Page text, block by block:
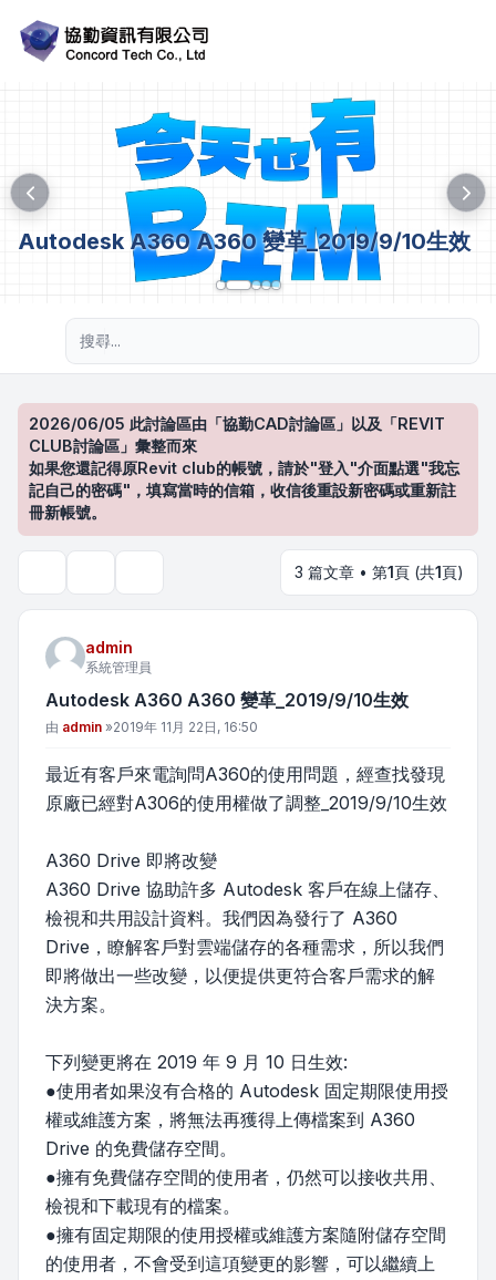
Autodesk A360 A360 變革_2019/9/10生效
2026/06/05 此討論區由「協勤CAD討論區」以及「REVIT
CLUB討論區」彙整而來
如果您還記得原Revit club的帳號，請於"登入"介面點選"我忘
記自己的密碼"，填寫當時的信箱，收信後重設新密碼或重新註
冊新帳號。
3 篇文章 • 第1頁 (共1頁)
admin
系統管理員
Autodesk A360 A360 變革_2019/9/10生效
文章
由 admin »2019年 11月 22日, 16:50
最近有客戶來電詢問A360的使用問題，經查找發現
原廠已經對A306的使用權做了調整_2019/9/10生效
A360 Drive 即將改變
A360 Drive 協助許多 Autodesk 客戶在線上儲存、
檢視和共用設計資料。我們因為發行了 A360
Drive，瞭解客戶對雲端儲存的各種需求，所以我們
即將做出一些改變，以便提供更符合客戶需求的解
決方案。
下列變更將在 2019 年 9 月 10 日生效:
●使用者如果沒有合格的 Autodesk 固定期限使用授
權或維護方案，將無法再獲得上傳檔案到 A360
Drive 的免費儲存空間。
●擁有免費儲存空間的使用者，仍然可以接收共用、
檢視和下載現有的檔案。
●擁有固定期限的使用授權或維護方案隨附儲存空間
的使用者，不會受到這項變更的影響，可以繼續上